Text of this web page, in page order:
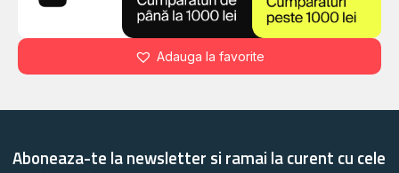
Adauga la favorite
Aboneaza-te la newsletter si ramai la curent cu cele